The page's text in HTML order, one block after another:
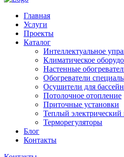
Главная
Услуги
Проекты
Каталог
Интеллектуальное
Климатическое
Настенные
Обогреватели
Осушители для
Потолочное отопление
Приточные установки
Теплый электрический
Терморегуляторы
Блог
Контакты